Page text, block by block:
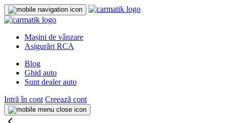
Mașini de vânzare
Asigurări RCA
Blog
Ghid auto
Sunt dealer auto
Intră în cont Creează cont